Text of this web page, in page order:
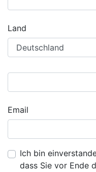
Land
Email
Ich bin
dass Sie vor Ende